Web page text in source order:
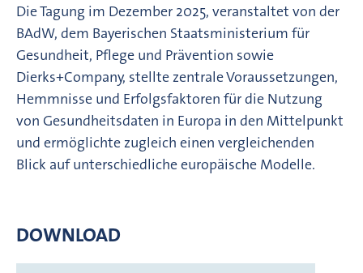
Die Tagung im Dezember 2025, veranstaltet von der
BAdW, dem Bayerischen Staatsministerium für
Gesundheit, Pflege und Prävention sowie
Dierks+Company, stellte zentrale Voraussetzungen,
Hemmnisse und Erfolgsfaktoren für die Nutzung
von Gesundheitsdaten in Europa in den Mittelpunkt
und ermöglichte zugleich einen vergleichenden
Blick auf unterschiedliche europäische Modelle.
DOWNLOAD